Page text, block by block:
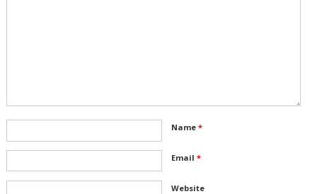
Name *
Email *
Website